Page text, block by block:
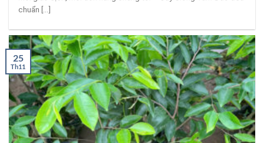
chuẩn [...]
25
Th11